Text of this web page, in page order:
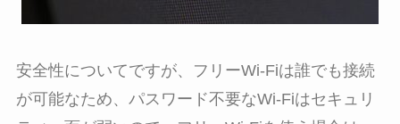
安全性についてですが、フリーWi-Fiは誰でも接続
が可能なため、パスワード不要なWi-Fiはセキュリ